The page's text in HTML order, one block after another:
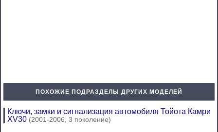
ПОХОЖИЕ ПОДРАЗДЕЛЫ ДРУГИХ МОДЕЛЕЙ
Ключи, замки и сигнализация автомобиля Тойота Камри
XV30 (2001-2006, 3 поколение)